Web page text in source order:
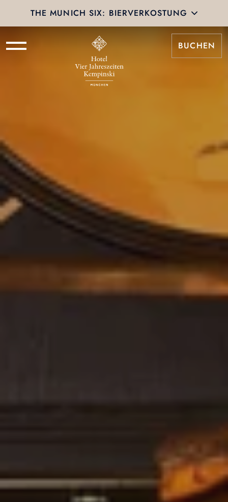
THE MUNICH SIX: BIERVERKOSTUNG
BUCHEN